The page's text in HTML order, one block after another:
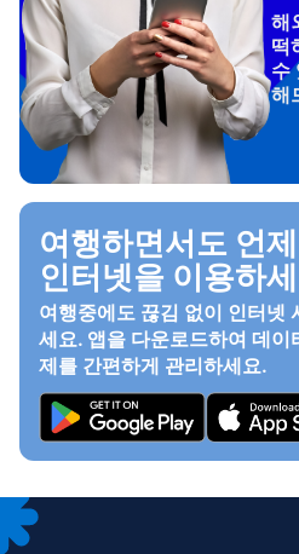
해
떡
수
해
여행하면서도 언
인터넷을 이용하
여행중에도 끊김 없이 인터넷
세요. 앱을 다운로드하여 데이
제를 간편하게 관리하세요.